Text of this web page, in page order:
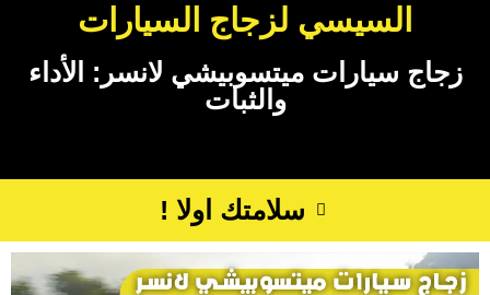
السيسي لزجاج السيارات
زجاج سيارات ميتسوبيشي لانسر: الأداء
والثبات
سلامتك اولا !